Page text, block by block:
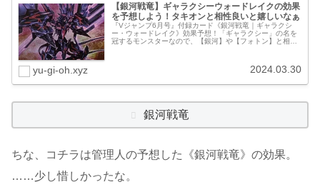
【銀河戦竜】ギャラクシーウォードレイクの効果
を予想しよう！タキオンと相性良いと嬉しいなぁ
『Vジャンプ6月号』付録カード《銀河戦竜｜ギャラクシ
ー・ウォードレイク》効果予想！「ギャラクシー」の名を
冠するモンスターなので、【銀河】や【フォトン】と相性
yu-gi-oh.xyz 2024.03.30
銀河戦竜
ちな、コチラは管理人の予想した《銀河戦竜》の効果。
……少し惜しかったな。